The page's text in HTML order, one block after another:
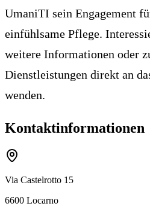
UmaniTI sein Engagement
einfühlsame Pflege.
weitere Informationen oder
Dienstleistungen direkt an
wenden.
Kontaktinformationen
Via Castelrotto 15
6600 Locarno